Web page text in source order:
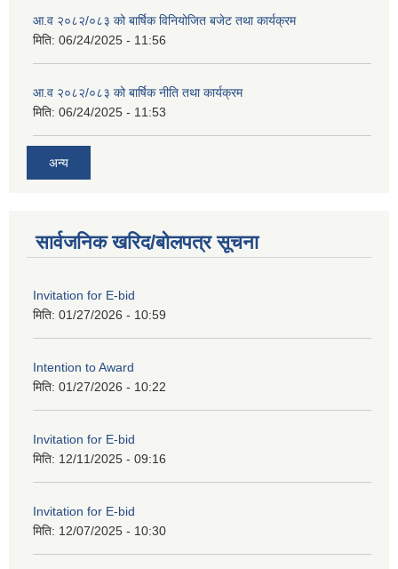
आ.व २०८२/०८३ को बार्षिक विनियोजित बजेट तथा कार्यक्रम
मिति: 06/24/2025 - 11:56
आ.व २०८२/०८३ को बार्षिक नीति तथा कार्यक्रम
मिति: 06/24/2025 - 11:53
अन्य
सार्वजनिक खरिद/बोलपत्र सूचना
Invitation for E-bid
मिति: 01/27/2026 - 10:59
Intention to Award
मिति: 01/27/2026 - 10:22
Invitation for E-bid
मिति: 12/11/2025 - 09:16
Invitation for E-bid
मिति: 12/07/2025 - 10:30